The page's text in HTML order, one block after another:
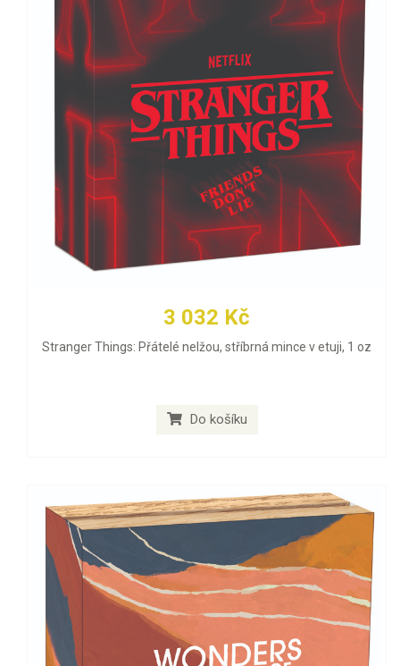
3 032 Kč
Stranger Things: Přátelé nelžou, stříbrná mince v etuji, 1 oz
Do košíku